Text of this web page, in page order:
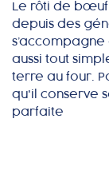
Le rôti de bœuf
depuis des
aussi tout
terre au four.
qu'il conserve
parfaite